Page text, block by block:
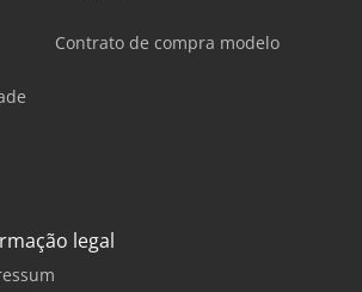
Contrato de compra modelo
legal